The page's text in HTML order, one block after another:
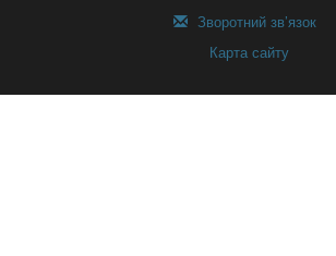
Зворотний зв’язок
Карта сайту